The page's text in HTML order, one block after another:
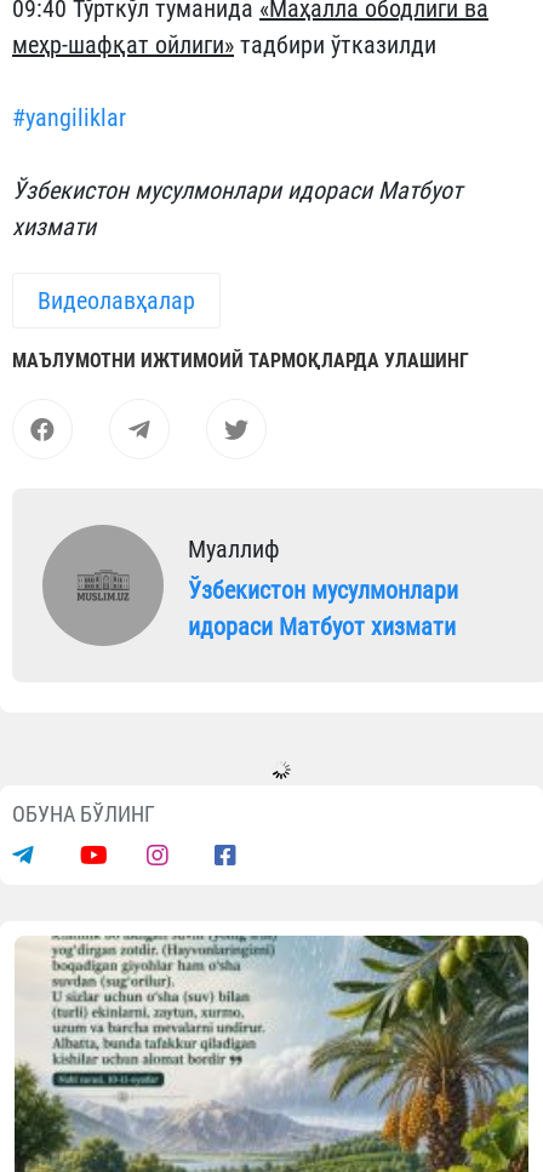
09:40 Тўрткўл туманида «Маҳалла ободлиги ва
меҳр-шафқат ойлиги» тадбири ўтказилди
#yangiliklar
Ўзбекистон мусулмонлари идораси Матбуот
хизмати
Видеолавҳалар
МАЪЛУМОТНИ ИЖТИМОИЙ ТАРМОҚЛАРДА УЛАШИНГ
Муаллиф
Ўзбекистон мусулмонлари
идораси Матбуот хизмати
ОБУНА БЎЛИНГ